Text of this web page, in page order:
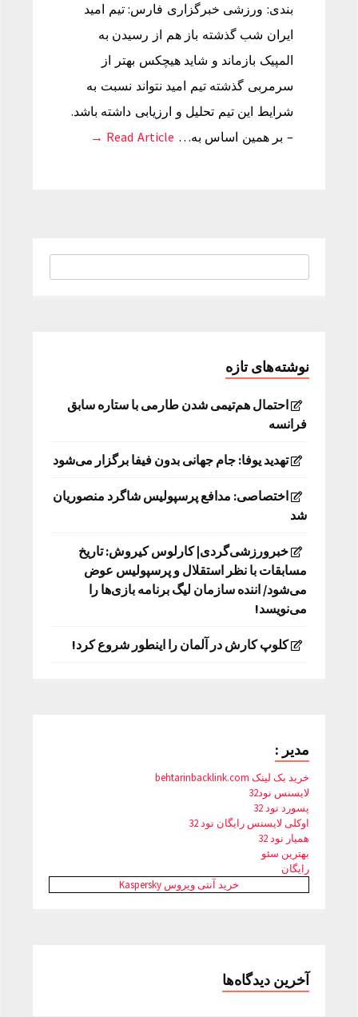
بندی: ورزشی خبرگزاری فارس: تیم امید
ایران شب گذشته باز هم از رسیدن به
المپیک بازماند و شاید هیچکس بهتر از
سرمربی گذشته تیم امید نتواند نسبت به
شرایط این تیم تحلیل و ارزیابی داشته باشد.
– بر همین اساس به… Read Article →
نوشته‌های تازه
احتمال هم‌تیمی شدن طارمی با ستاره سابق
فرانسه
تهدید یوفا: جام جهانی بدون فیفا برگزار می‌شود
اختصاصی: مدافع پرسپولیس شاگرد منصوریان
شد
خبرورزشی‌گردی| کارلوس کیروش: تاریخ
مسابقات با نظر استقلال و پرسپولیس عوض
می‌شود/ اننده سازمان لیگ برنامه بازی‌ها را
می‌نویسد!
کلوپ کارش در آلمان را اینطور شروع کرد!
مدیر :
خرید بک لینک behtarinbacklink.com
لایسنس نود32
پسورد نود 32
اوکلی لایسنس رایگان نود 32
همیار نود 32
بهترین سئو
رایگان
خرید آنتی ویروس Kaspersky
آخرین دیدگاه‌ها